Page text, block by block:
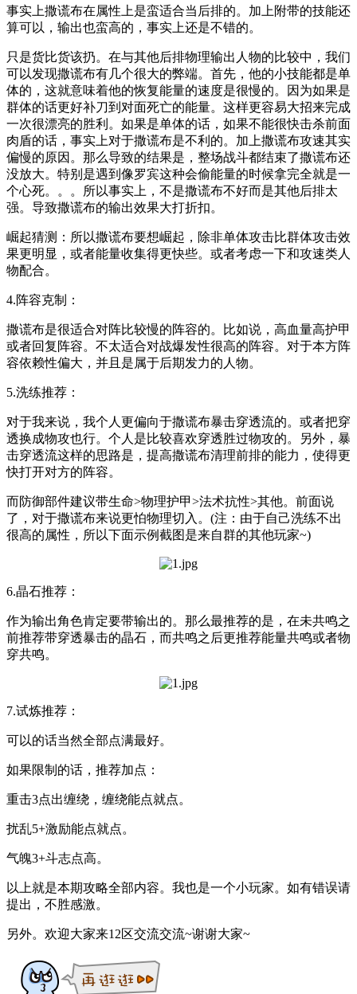
事实上撒谎布在属性上是蛮适合当后排的。加上附带的技能还
算可以，输出也蛮高的，事实上还是不错的。
只是货比货该扔。在与其他后排物理输出人物的比较中，我们
可以发现撒谎布有几个很大的弊端。首先，他的小技能都是单
体的，这就意味着他的恢复能量的速度是很慢的。因为如果是
群体的话更好补刀到对面死亡的能量。这样更容易大招来完成
一次很漂亮的胜利。如果是单体的话，如果不能很快击杀前面
肉盾的话，事实上对于撒谎布是不利的。加上撒谎布攻速其实
偏慢的原因。那么导致的结果是，整场战斗都结束了撒谎布还
没放大。特别是遇到像罗宾这种会偷能量的时候拿完全就是一
个心死。。。所以事实上，不是撒谎布不好而是其他后排太
强。导致撒谎布的输出效果大打折扣。
崛起猜测：所以撒谎布要想崛起，除非单体攻击比群体攻击效
果更明显，或者能量收集得更快些。或者考虑一下和攻速类人
物配合。
4.阵容克制：
撒谎布是很适合对阵比较慢的阵容的。比如说，高血量高护甲
或者回复阵容。不太适合对战爆发性很高的阵容。对于本方阵
容依赖性偏大，并且是属于后期发力的人物。
5.洗练推荐：
对于我来说，我个人更偏向于撒谎布暴击穿透流的。或者把穿
透换成物攻也行。个人是比较喜欢穿透胜过物攻的。另外，暴
击穿透流这样的思路是，提高撒谎布清理前排的能力，使得更
快打开对方的阵容。
而防御部件建议带生命>物理护甲>法术抗性>其他。前面说
了，对于撒谎布来说更怕物理切入。(注：由于自己洗练不出
很高的属性，所以下面示例截图是来自群的其他玩家~)
6.晶石推荐：
作为输出角色肯定要带输出的。那么最推荐的是，在未共鸣之
前推荐带穿透暴击的晶石，而共鸣之后更推荐能量共鸣或者物
穿共鸣。
7.试炼推荐：
可以的话当然全部点满最好。
如果限制的话，推荐加点：
重击3点出缠绕，缠绕能点就点。
扰乱5+激励能点就点。
气魄3+斗志点高。
以上就是本期攻略全部内容。我也是一个小玩家。如有错误请
提出，不胜感激。
另外。欢迎大家来12区交流交流~谢谢大家~